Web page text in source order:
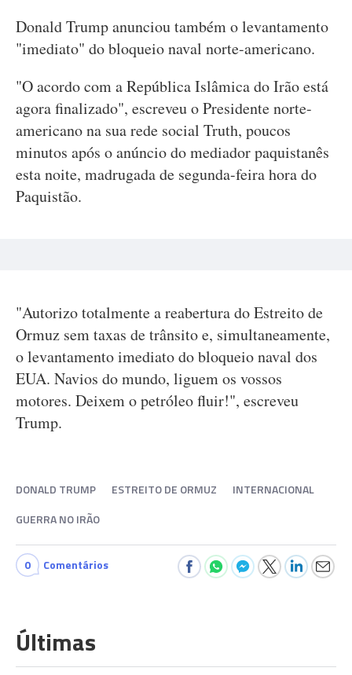
Donald Trump anunciou também o levantamento
"imediato" do bloqueio naval norte-americano.
"O acordo com a República Islâmica do Irão está
agora finalizado", escreveu o Presidente norte-
americano na sua rede social Truth, poucos
minutos após o anúncio do mediador paquistanês
esta noite, madrugada de segunda-feira hora do
Paquistão.
"Autorizo totalmente a reabertura do Estreito de
Ormuz sem taxas de trânsito e, simultaneamente,
o levantamento imediato do bloqueio naval dos
EUA. Navios do mundo, liguem os vossos
motores. Deixem o petróleo fluir!", escreveu
Trump.
DONALD TRUMP ESTREITO DE ORMUZ
INTERNACIONAL
GUERRA NO IRÃO
0 Comentários
Últimas